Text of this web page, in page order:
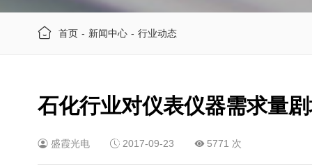
首页 - 新闻中心 - 行业动态
石化行业对仪表仪器需求量
盛霞光电 2017-09-23 5771 次